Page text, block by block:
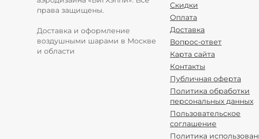
права защищены.
Доставка и оформление
воздушными шарами в Москве
и области
Скидки
Оплата
Доставка
Вопрос-ответ
Карта сайта
Контакты
Публичная оферта
Политика обработки
персональных данных
Пользовательское
соглашение
Политика